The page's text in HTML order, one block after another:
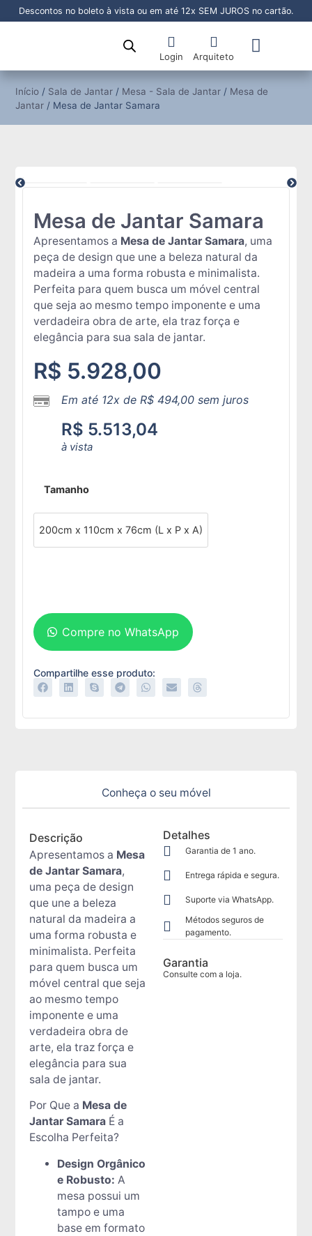
Descontos no boleto à vista ou em até 12x SEM JUROS no cartão.
Login Arquiteto
Início / Sala de Jantar / Mesa - Sala de Jantar / Mesa de
Jantar / Mesa de Jantar Samara
Mesa de Jantar Samara
Apresentamos a Mesa de Jantar Samara, uma
peça de design que une a beleza natural da
madeira a uma forma robusta e minimalista.
Perfeita para quem busca um móvel central
que seja ao mesmo tempo imponente e uma
verdadeira obra de arte, ela traz força e
elegância para sua sala de jantar.
R$ 5.928,00
Em até 12x deR$ 494,00 sem juros
R$ 5.513,04
à vista
Tamanho
200cm x 110cm x 76cm (L x P x A)
Compre no WhatsApp
Compartilhe esse produto:
Conheça o seu móvel
Descrição
Apresentamos a Mesa
de Jantar Samara,
uma peça de design
que une a beleza
natural da madeira a
uma forma robusta e
minimalista. Perfeita
para quem busca um
móvel central que seja
ao mesmo tempo
imponente e uma
verdadeira obra de
arte, ela traz força e
elegância para sua
sala de jantar.
Por Que a Mesa de
Jantar SamaraÉ a
Escolha Perfeita?
Design Orgânico
e Robusto: A
mesa possui um
tampo e uma
base em formato
Detalhes
Garantia de 1 ano.
Entrega rápida e segura.
Suporte via WhatsApp.
Métodos seguros de
pagamento.
Garantia
Consulte com a loja.